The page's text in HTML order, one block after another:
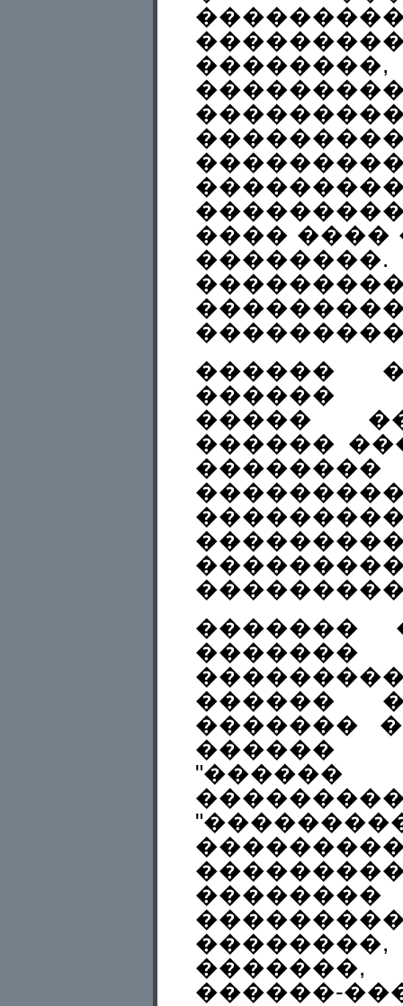
���� ����
������
������
�����
������
�������
������
�������
������
������-